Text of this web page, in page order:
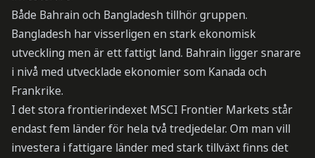
Både Bahrain och Bangladesh tillhör gruppen.
Bangladesh har visserligen en stark ekonomisk
utveckling men är ett fattigt land. Bahrain ligger snarare
i nivå med utvecklade ekonomier som Kanada och
Frankrike.
I det stora frontierindexet MSCI Frontier Markets står
endast fem länder för hela två tredjedelar. Om man vill
investera i fattigare länder med stark tillväxt finns det